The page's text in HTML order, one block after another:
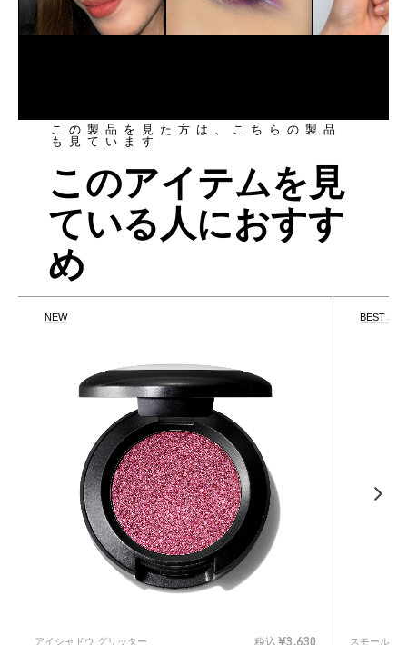
この製品を見た方は、こちらの製品
も見ています
このアイテムを見
ている人におすす
め
NEW
アイシャドウ グリッター 税込 ¥3,630
BEST
スモール ア